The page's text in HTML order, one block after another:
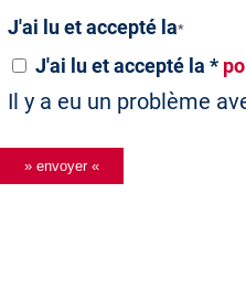
J'ai lu et accepté la*
J'ai lu et accepté la *
Il y a eu un problème